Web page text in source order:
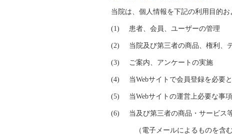
当院は、個人情報を下記の利用目的
患者、会員、ユーザーの管理
当院及び第三者の商品、権利、
ご案内、アンケートの実施
当Webサイトで会員登録を必要
当Webサイトの運営上必要な事
当及び第三者の商品・サービス
（電子メールによるものを含